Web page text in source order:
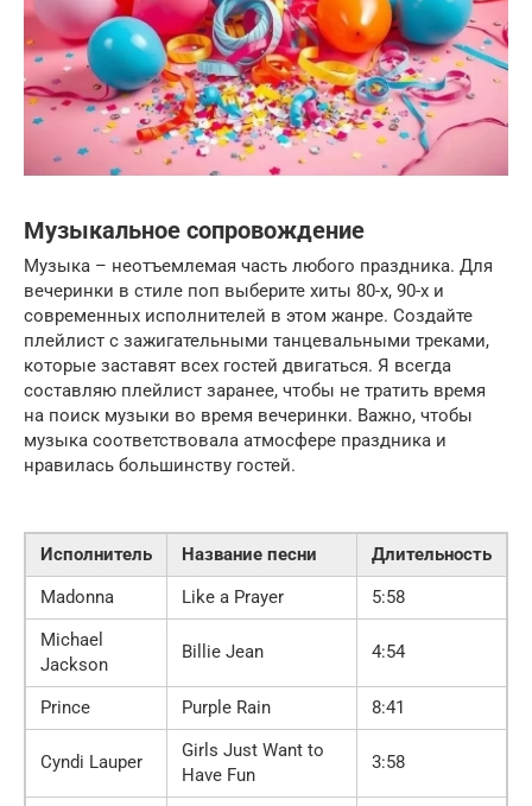
Музыкальное сопровождение
Музыка – неотъемлемая часть любого праздника. Для
вечеринки в стиле поп выберите хиты 80-х, 90-х и
современных исполнителей в этом жанре. Создайте
плейлист с зажигательными танцевальными треками,
которые заставят всех гостей двигаться. Я всегда
составляю плейлист заранее, чтобы не тратить время
на поиск музыки во время вечеринки. Важно, чтобы
музыка соответствовала атмосфере праздника и
нравилась большинству гостей.
Исполнитель Название песни
Длительность
Madonna
Like a Prayer
5:58
Michael
Jackson
Billie Jean 4:54
Prince Purple Rain 8:41
Cyndi Lauper
Girls Just Want to
Have Fun
3:58